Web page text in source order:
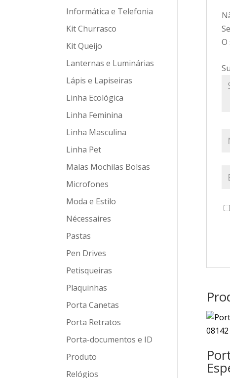
O
Informática e Telefonia
Kit Churrasco
Kit Queijo
Lanternas e Luminárias
Lápis e Lapiseiras
Linha Ecológica
Linha Feminina
Linha Masculina
Linha Pet
Malas Mochilas Bolsas
Microfones
Moda e Estilo
Nécessaires
Pastas
Pen Drives
Petisqueiras
Plaquinhas
Porta Canetas
Porta Retratos
Porta-documentos e ID
Produto
Relógios